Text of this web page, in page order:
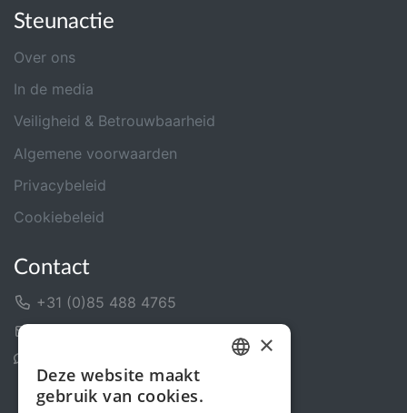
Steunactie
Over ons
In de media
Veiligheid & Betrouwbaarheid
Algemene voorwaarden
Privacybeleid
Cookiebeleid
Contact
+31 (0)85 488 4765
×
Deze website maakt
gebruik van cookies.